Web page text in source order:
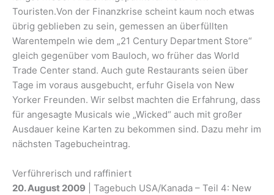
Touristen.Von der Finanzkrise scheint kaum noch etwas
übrig geblieben zu sein, gemessen an überfüllten
Warentempeln wie dem „21 Century Department Store“
gleich gegenüber vom Bauloch, wo früher das World
Trade Center stand. Auch gute Restaurants seien über
Tage im voraus ausgebucht, erfuhr Gisela von New
Yorker Freunden. Wir selbst machten die Erfahrung, dass
für angesagte Musicals wie „Wicked“ auch mit großer
Ausdauer keine Karten zu bekommen sind. Dazu mehr im
nächsten Tagebucheintrag.
Verführerisch und raffiniert
20. August 2009 | Tagebuch USA/Kanada – Teil 4: New